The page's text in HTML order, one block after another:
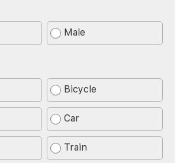
Male
Bicycle
Car
Train